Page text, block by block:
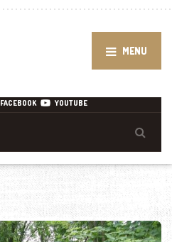
MENU
FACEBOOK YOUTUBE